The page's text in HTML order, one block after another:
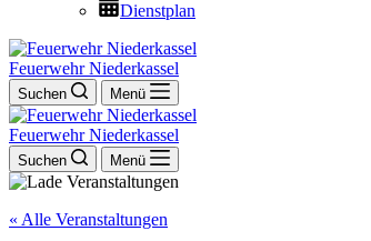
Dienstplan
Feuerwehr Niederkassel
Suchen Menü
Feuerwehr Niederkassel
Suchen Menü
« Alle Veranstaltungen